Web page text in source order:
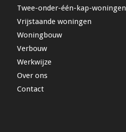
Twee-onder-één-kap-woningen
Vrijstaande woningen
Woningbouw
Verbouw
Werkwijze
Over ons
Contact